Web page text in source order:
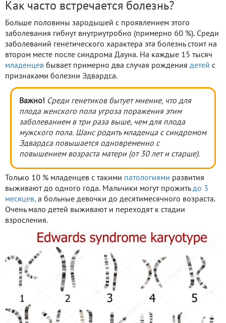
Как часто встречается болезнь?
Больше половины зародышей с проявлением этого
заболевания гибнут внутриутробно (примерно 60 %). Среди
заболеваний генетического характера эта болезнь стоит на
втором месте после синдрома Дауна. На каждые 15 тысяч
младенцев бывает примерно два случая рождения детей с
признаками болезни Эдвардса.
Важно! Среди генетиков бытует мнение, что для
плода женского пола угроза поражения этим
заболеванием в три раза выше, чем для плода
мужского пола. Шанс родить младенца с синдромом
Эдвардса повышается одновременно с
повышением возраста матери (от 30 лет и старше).
Только 10 % младенцев с такими патологиями развития
выживают до одного года. Мальчики могут прожить до 3
месяцев, а больные девочки до десятимесячного возраста.
Очень мало детей выживают и переходят к стадии
взросления.